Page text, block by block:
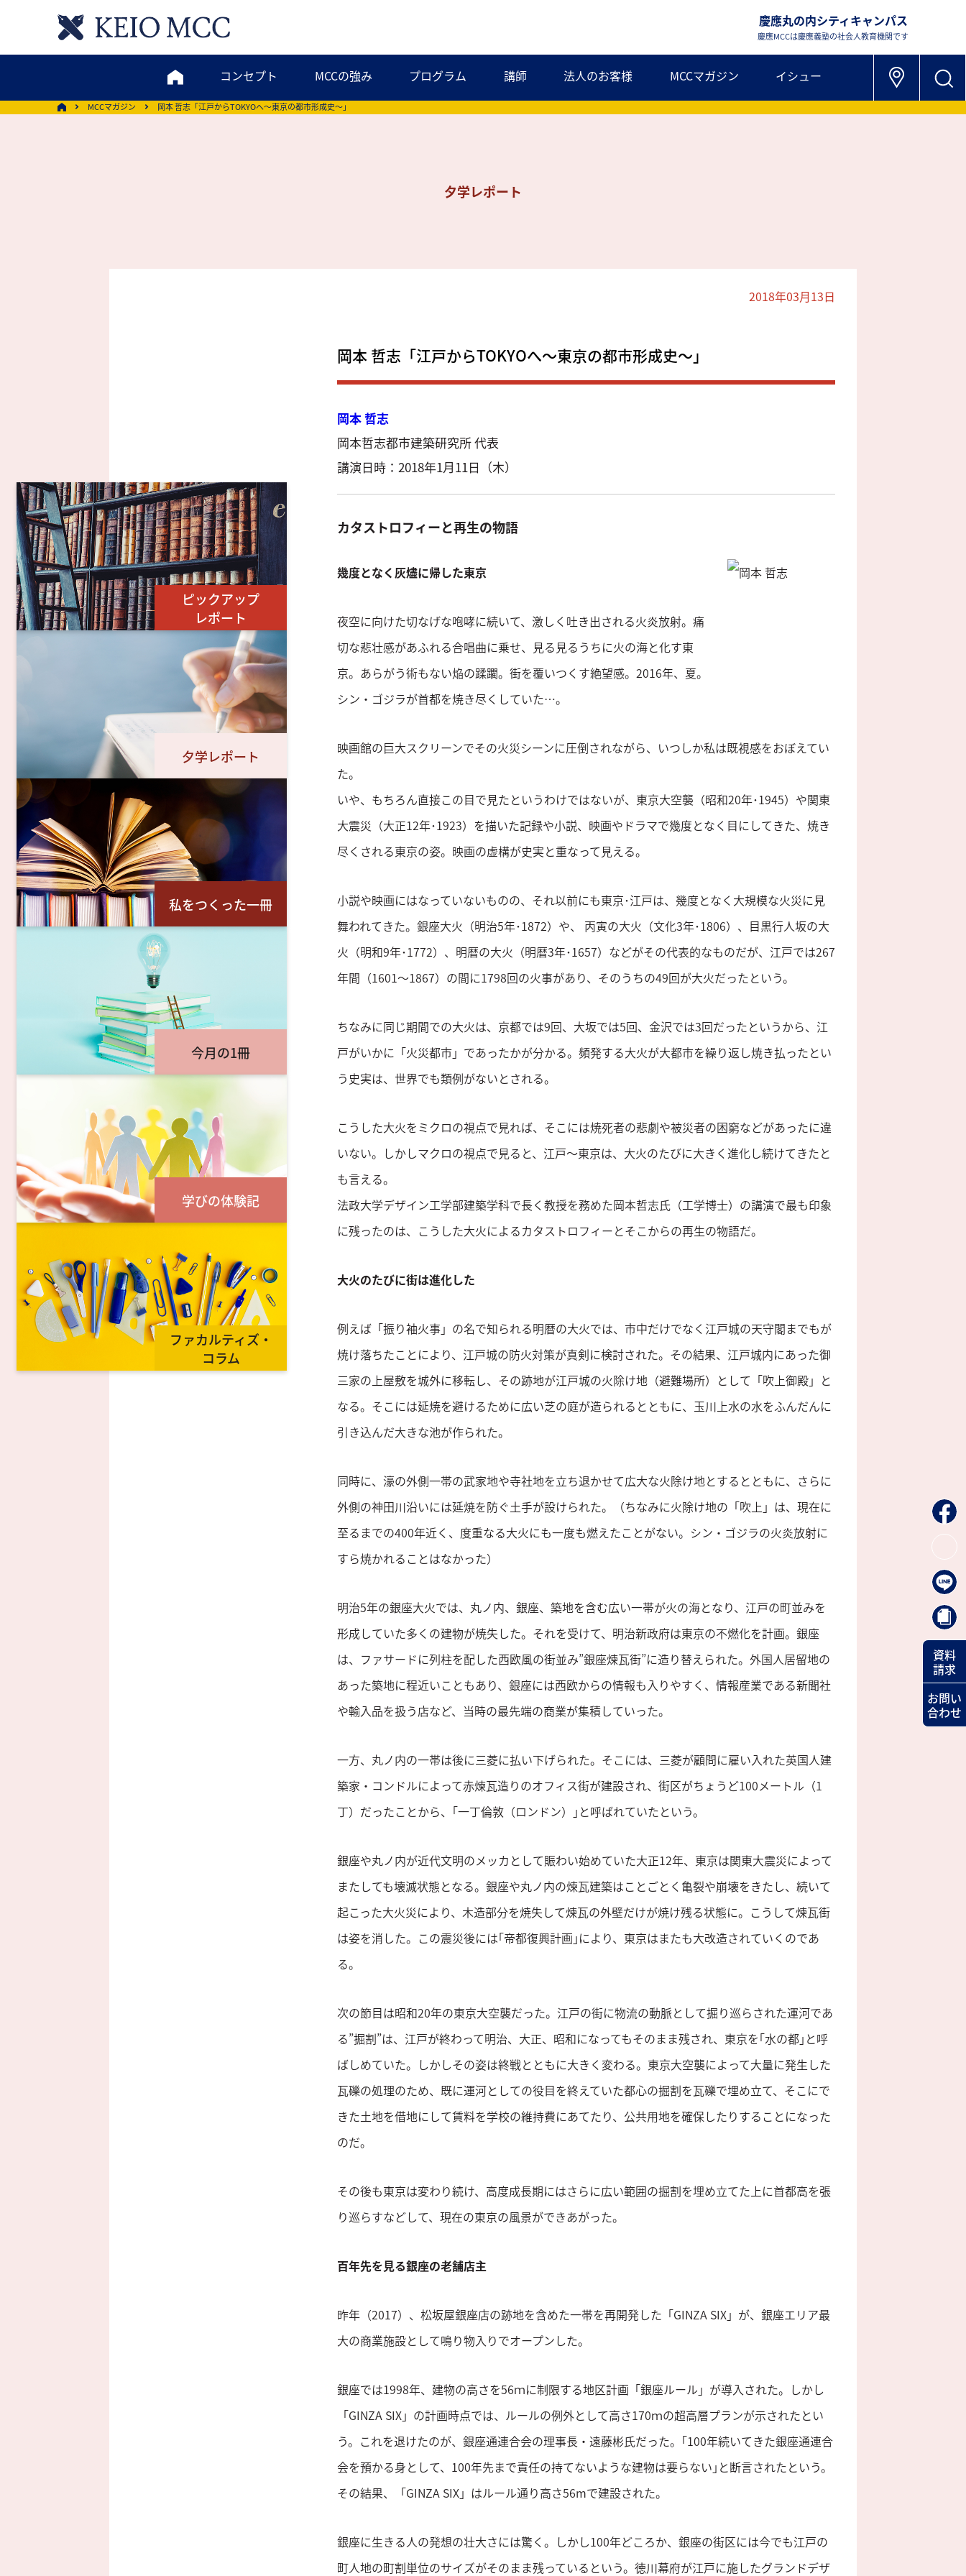
慶應丸の内シティキャンパス
慶應MCCは慶應義塾の社会人教育機関です
コンセプト MCCの強み プログラム 講師 法人のお客様 MCCマガジン イシュー
MCCマガジン 岡本 哲志「江戸からTOKYOへ～東京の都市形成史～」
夕学レポート
2018年03月13日
岡本 哲志「江戸からTOKYOへ～東京の都市形成史～」
岡本 哲志
岡本哲志都市建築研究所 代表
講演日時：2018年1月11日（木）
カタストロフィーと再生の物語
幾度となく灰燼に帰した東京
夜空に向けた切なげな咆哮に続いて、激しく吐き出される火炎放射。痛
切な悲壮感があふれる合唱曲に乗せ、見る見るうちに火の海と化す東
京。あらがう術もない焔の蹂躙。街を覆いつくす絶望感。2016年、夏。
シン・ゴジラが首都を焼き尽くしていた…。
映画館の巨大スクリーンでその火災シーンに圧倒されながら、いつしか私は既視感をおぼえてい
た。
いや、もちろん直接この目で見たというわけではないが、東京大空襲（昭和20年･1945）や関東
大震災（大正12年･1923）を描いた記録や小説、映画やドラマで幾度となく目にしてきた、焼き
尽くされる東京の姿。映画の虚構が史実と重なって見える。
小説や映画にはなっていないものの、それ以前にも東京･江戸は、幾度となく大規模な火災に見
舞われてきた。銀座大火（明治5年･1872）や、 丙寅の大火（文化3年･1806）、目黒行人坂の大
火（明和9年･1772）、明暦の大火（明暦3年･1657）などがその代表的なものだが、江戸では267
年間（1601～1867）の間に1798回の火事があり、そのうちの49回が大火だったという。
ちなみに同じ期間での大火は、京都では9回、大坂では5回、金沢では3回だったというから、江
戸がいかに「火災都市」であったかが分かる。頻発する大火が大都市を繰り返し焼き払ったとい
う史実は、世界でも類例がないとされる。
こうした大火をミクロの視点で見れば、そこには焼死者の悲劇や被災者の困窮などがあったに違
いない。しかしマクロの視点で見ると、江戸～東京は、大火のたびに大きく進化し続けてきたと
も言える。
法政大学デザイン工学部建築学科で長く教授を務めた岡本哲志氏（工学博士）の講演で最も印象
に残ったのは、こうした大火によるカタストロフィーとそこからの再生の物語だ。
大火のたびに街は進化した
例えば「振り袖火事」の名で知られる明暦の大火では、市中だけでなく江戸城の天守閣までもが
焼け落ちたことにより、江戸城の防火対策が真剣に検討された。その結果、江戸城内にあった御
三家の上屋敷を城外に移転し、その跡地が江戸城の火除け地（避難場所）として「吹上御殿」と
なる。そこには延焼を避けるために広い芝の庭が造られるとともに、玉川上水の水をふんだんに
引き込んだ大きな池が作られた。
同時に、濠の外側一帯の武家地や寺社地を立ち退かせて広大な火除け地とするとともに、さらに
外側の神田川沿いには延焼を防ぐ土手が設けられた。（ちなみに火除け地の「吹上」は、現在に
至るまでの400年近く、度重なる大火にも一度も燃えたことがない。シン・ゴジラの火炎放射に
すら焼かれることはなかった）
明治5年の銀座大火では、丸ノ内、銀座、築地を含む広い一帯が火の海となり、江戸の町並みを
形成していた多くの建物が焼失した。それを受けて、明治新政府は東京の不燃化を計画。銀座
は、ファサードに列柱を配した西欧風の街並み”銀座煉瓦街”に造り替えられた。外国人居留地の
あった築地に程近いこともあり、銀座には西欧からの情報も入りやすく、情報産業である新聞社
や輸入品を扱う店など、当時の最先端の商業が集積していった。
一方、丸ノ内の一帯は後に三菱に払い下げられた。そこには、三菱が顧問に雇い入れた英国人建
築家・コンドルによって赤煉瓦造りのオフィス街が建設され、街区がちょうど100メートル（1
丁）だったことから、｢一丁倫敦（ロンドン）｣と呼ばれていたという。
銀座や丸ノ内が近代文明のメッカとして賑わい始めていた大正12年、東京は関東大震災によって
またしても壊滅状態となる。銀座や丸ノ内の煉瓦建築はことごとく亀裂や崩壊をきたし、続いて
起こった大火災により、木造部分を焼失して煉瓦の外壁だけが焼け残る状態に。こうして煉瓦街
は姿を消した。この震災後には｢帝都復興計画｣により、東京はまたも大改造されていくのであ
る。
次の節目は昭和20年の東京大空襲だった。江戸の街に物流の動脈として掘り巡らされた運河であ
る”掘割”は、江戸が終わって明治、大正、昭和になってもそのまま残され、東京を｢水の都｣と呼
ばしめていた。しかしその姿は終戦とともに大きく変わる。東京大空襲によって大量に発生した
瓦礫の処理のため、既に運河としての役目を終えていた都心の掘割を瓦礫で埋め立て、そこにで
きた土地を借地にして賃料を学校の維持費にあてたり、公共用地を確保したりすることになった
のだ。
その後も東京は変わり続け、高度成長期にはさらに広い範囲の掘割を埋め立てた上に首都高を張
り巡らすなどして、現在の東京の風景ができあがった。
百年先を見る銀座の老舗店主
昨年（2017）、松坂屋銀座店の跡地を含めた一帯を再開発した「GINZA SIX」が、銀座エリア最
大の商業施設として鳴り物入りでオープンした。
銀座では1998年、建物の高さを56ｍに制限する地区計画「銀座ルール」が導入された。しかし
「GINZA SIX」の計画時点では、ルールの例外として高さ170ｍの超高層プランが示されたとい
う。これを退けたのが、銀座通連合会の理事長・遠藤彬氏だった。｢100年続いてきた銀座通連合
会を預かる身として、100年先まで責任の持てないような建物は要らない｣と断言されたという。
その結果、「GINZA SIX」はルール通り高さ56mで建設された。
銀座に生きる人の発想の壮大さには驚く。しかし100年どころか、銀座の街区には今でも江戸の
町人地の町割単位のサイズがそのまま残っているという。徳川幕府が江戸に施したグランドデザ
ピックアップ
レポート
夕学レポート
私をつくった一冊
今月の1冊
学びの体験記
ファカルティズ・
コラム
資料
請求
お問い
合わせ